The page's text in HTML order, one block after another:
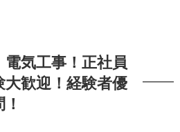
気工事！正社員
歓迎！経験者優